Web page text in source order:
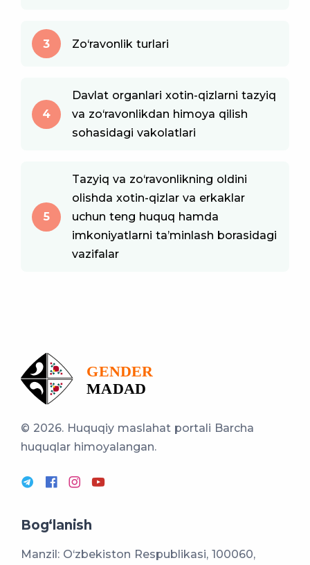
3 Zo‘ravonlik turlari
4
Davlat organlari xotin-qizlarni tazyiq
va zo‘ravonlikdan himoya qilish
sohasidagi vakolatlari
5
Tazyiq va zo‘ravonlikning oldini
olishda xotin-qizlar va erkaklar
uchun teng huquq hamda
imkoniyatlarni ta’minlash borasidagi
vazifalar
© 2026. Huquqiy maslahat portali Barcha
huquqlar himoyalangan.
Bog‘lanish
Manzil: O‘zbekiston Respublikasi, 100060,